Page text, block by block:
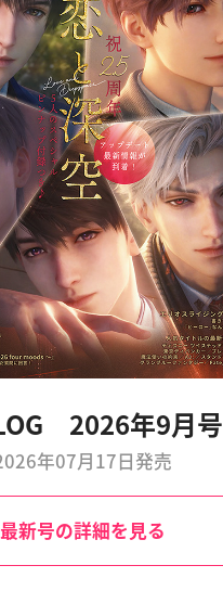
2026年9月号
年07月17日発売
最新号の詳細を見る